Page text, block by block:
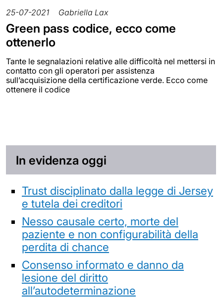
25-07-2021 Gabriella Lax
Green pass codice, ecco come
ottenerlo
Tante le segnalazioni relative alle difficoltà nel mettersi in
contatto con gli operatori per assistenza
sull’acquisizione della certificazione verde. Ecco come
ottenere il codice
In evidenza oggi
Trust disciplinato dalla legge di Jersey
e tutela dei creditori
Nesso causale certo, morte del
paziente e non configurabilità della
perdita di chance
Consenso informato e danno da
lesione del diritto
all’autodeterminazione